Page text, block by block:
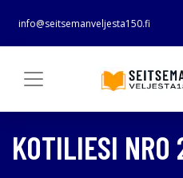
info@seitsemanveljesta150.fi
KOTILIESI